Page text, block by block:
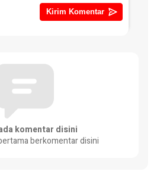
komentar disini
berkomentar disini